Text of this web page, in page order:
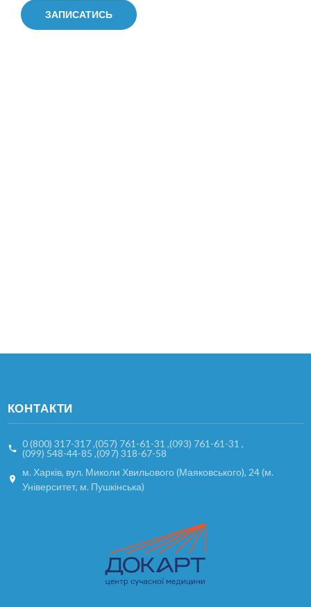
ЗАПИСАТИСЬ
КОНТАКТИ
0 (800) 317-317 ,(057) 761-61-31 ,(093) 761-61-31 ,
(099) 548-44-85 ,(097) 318-67-58
м. Харків, вул. Миколи Хвильового (Маяковського), 24 (м.
Університет, м. Пушкінська)